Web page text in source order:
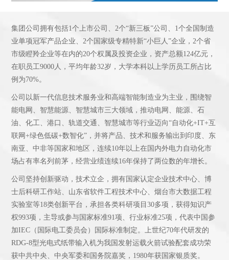
集团公司拥有包括1个上市公司、2个“新三板”公司、1个全国制造
业单项冠军产品企业、2个国家级专精特新“小巨人”企业，2个省
市级瞪羚企业等在内的20个权属及投资企业，资产总额124亿元，
在职员工9000人，平均年龄32岁，大学本科以上学历员工所占比
例为70%。
公司以新一代信息技术服务业和高端智能制造业为主业，围绕智
能电网、智慧能源、智慧城市三大领域，推动电网、能源、石
油、化工、港口、轨道交通、智慧城市等行业迈向“自动化+IT+互
联网+绿色低碳+数智化”，并将产品、技术和服务输出到印度、东
南亚、中非等国家和地区，连续10年以上在国内外电力自动化市
场占有率名列前茅，经营业绩连续16年保持了两位数的年增长。
公司坚持创新驱动，技术立企，拥有国家认定企业技术中心、博
士后科研工作站、山东省软件工程技术中心、烟台市大数据工程
实验室等18类创新平台，承担各类科研项目30多项，获得知识产
权993项，主导或参与国家标准91项、行业标准25项，代表中国参
加IEC（国际电工委员会）国际标准制定。上世纪70年代研发的
RDG-8型光电式纸带输入机为我国发射运载火箭试验配套成功荣
获中共中央、中央军委和国务院嘉奖，1980年获国家银质奖。